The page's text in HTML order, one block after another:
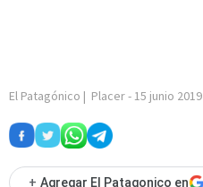
El Patagónico | Placer- 15 junio 2019
+ Agregar El Patagonico en